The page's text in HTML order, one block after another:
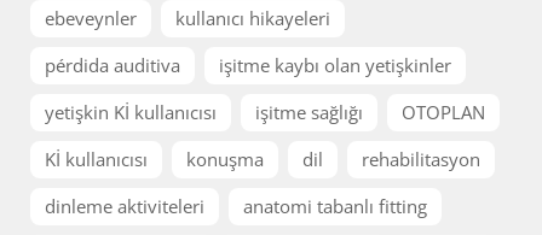
ebeveynler
kullanıcı hikayeleri
pérdida auditiva
işitme kaybı olan yetişkinler
yetişkin Kİ kullanıcısı
işitme sağlığı
OTOPLAN
Kİ kullanıcısı
konuşma dil
rehabilitasyon
dinleme aktiviteleri
anatomi tabanlı fitting